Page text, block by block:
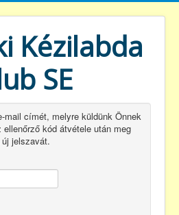
Kézilabda
SE
mail címét, melyre küldünk Önnek
kód átvétele után meg
jelszavát.